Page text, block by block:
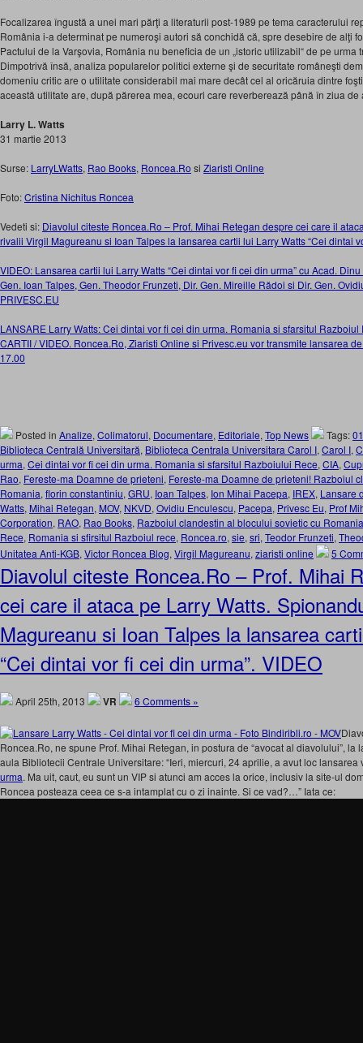
Focalizarea îngustă a unei mari părţi a literaturii post-1989 pe tema caracterului
România i-a determinat pe numeroşi autori să conchidă că, spre desebire de alţi
Pactului de la Varşovia, România nu beneficia de un „istoric utilizabil“ de pe urma
Dimpotrivă însă, analiza popularelor politici externe şi de securitate româneşti
domeniu critic are o utilitate considerabil mai mare decât cel al oricăruia dintre
această utilitate are, după părerea mea, ecouri care reverberează până în ziua de
Larry L. Watts
31 martie 2013
Surse: LarryLWatts, Rao Books, Roncea.Ro si Ziaristi Online
Foto:Cristina Nichitus Roncea
Vedeti si: Diavolul citeste Roncea.Ro – Prof. Mihai Retegan despre cei care il
rivalii Virgil Magureanu si Ioan Talpes la lansarea cartii lui Larry Watts “Cei dintai
VIDEO: Lansarea cartii lui Larry Watts “Cei dintai vor fi cei din urma” cu Acad.
Gen. Ioan Talpes, Gen. Theodor Frunzeti, Dir. Gen. Mireille Rădoi si Dir. Gen.
PRIVESC.EU
LANSARE Larry Watts: Cei dintai vor fi cei din urma. Romania si sfarsitul
CARTII / VIDEO. Roncea.Ro, Ziaristi Online si Privesc.eu vor transmite lansarea
17.00
Posted in Analize, Colimatorul, Documentare, Editoriale, Top News Tags:
Biblioteca Centrală Universitară, Biblioteca Centrala Universitara Carol I, Carol I,
urma, Cei dintai vor fi cei din urma. Romania si sfarsitul Razboiului Rece, CIA,
Rao, Fereste-ma Doamne de prieteni, Fereste-ma Doamne de prieteni! Razboiul
Romania, florin constantiniu, GRU, Ioan Talpes, Ion Mihai Pacepa, IREX, Lansare
Watts, Mihai Retegan, MOV, NKVD, Ovidiu Enculescu, Pacepa, Privesc Eu, Prof
Corporation, RAO, Rao Books, Razboiul clandestin al blocului sovietic cu Romania
Rece, Romania si sfirsitul Razboiul rece, Roncea.ro, sie, sri, Teodor Frunzeti,
Unitatea Anti-KGB, Victor Roncea Blog, Virgil Magureanu, ziaristi online 5
Diavolul citeste Roncea.Ro – Prof. Mihai
cei care il ataca pe Larry Watts.
Magureanu si Ioan Talpes la lansarea
“Cei dintai vor fi cei din urma”. VIDEO
April 25th, 2013 VR 6 Comments »
Roncea.Ro, ne spune Prof. Mihai Retegan, in postura de “avocat al diavolului”, la
aula Bibliotecii Centrale Universitare: “Ieri, miercuri, 24 aprilie, a avut loc
urma. Ma uit, caut, eu sunt un VIP si atunci am acces la orice, inclusiv la site-ul
Roncea posteaza ceea ce s-a intamplat cu o zi inainte. Si ce vad?…” Iata ce: